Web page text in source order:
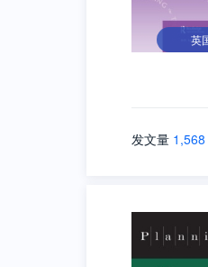
英
发文量 1,568